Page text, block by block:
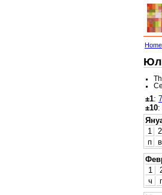
Home
±1:
±10:
1
2
п
в
1
ч